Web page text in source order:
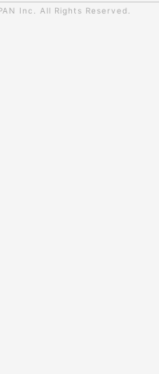
Inc. All Rights Reserved.